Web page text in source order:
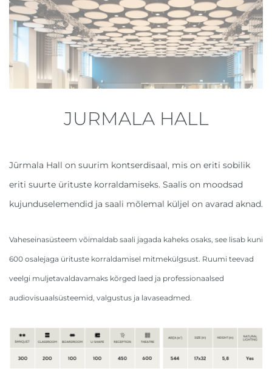
JURMALA HALL
Jūrmala Hall on suurim kontserdisaal, mis on eriti sobilik
eriti suurte ürituste korraldamiseks. Saalis on moodsad
kujunduselemendid ja saali mõlemal küljel on avarad aknad.
Vaheseinasüsteem võimaldab saali jagada kaheks osaks, see lisab kuni
600 osalejaga ürituste korraldamisel mitmekülgsust. Ruumi teevad
veelgi muljetavaldavamaks kõrged laed ja professionaalsed
audiovisuaalsüsteemid, valgustus ja lavaseadmed.